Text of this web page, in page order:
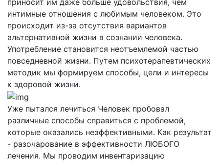
приносит им даже больше удовольствия, чем
интимные отношения с любимым человеком. Это
происходит из-за отсутствия вариантов
альтернативной жизни в сознании человека.
Употребление становится неотъемлемой частью
повседневной жизни. Путем психотерапевтических
методик мы формируем способы, цели и интересы
к здоровой жизни.
Уже пытался лечиться Человек пробовал
различные способы справиться с проблемой,
которые оказались неэффективными. Как результат
- разочарование в эффективности ЛЮБОГО
лечения. Мы проводим инвентаризацию